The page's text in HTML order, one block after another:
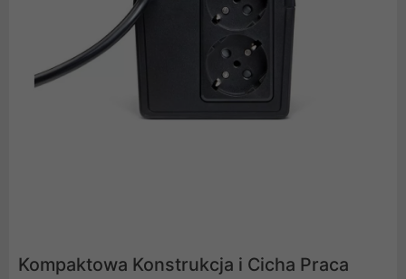
Kompaktowa Konstrukcja i Cicha Praca